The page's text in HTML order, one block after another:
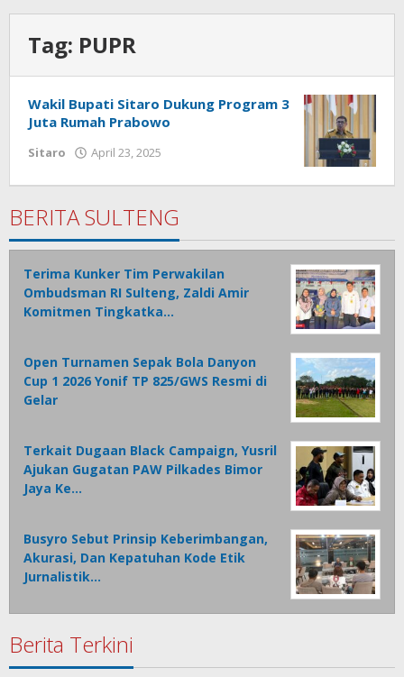
Tag: PUPR
Wakil Bupati Sitaro Dukung Program 3
Juta Rumah Prabowo
Sitaro April 23, 2025
Gahagho
BERITA SULTENG
Terima Kunker Tim Perwakilan
Ombudsman RI Sulteng, Zaldi Amir
Komitmen Tingkatka…
Open Turnamen Sepak Bola Danyon
Cup 1 2026 Yonif TP 825/GWS Resmi di
Gelar
Terkait Dugaan Black Campaign, Yusril
Ajukan Gugatan PAW Pilkades Bimor
Jaya Ke…
Busyro Sebut Prinsip Keberimbangan,
Akurasi, Dan Kepatuhan Kode Etik
Jurnalistik…
Berita Terkini